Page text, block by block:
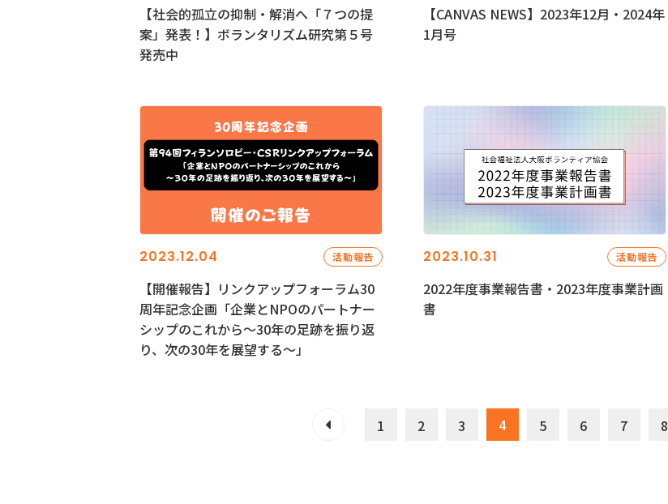
【社会的孤立の抑制・解消へ「７つの提
案」発表！】ボランタリズム研究第５号
発売中
【CANVAS NEWS】2023年12月・2024年
1月号
2023.12.04 活動報告
【開催報告】リンクアップフォーラム30
周年記念企画「企業とNPOのパートナー
シップのこれから～30年の足跡を振り返
り、次の30年を展望する～」
2023.10.31 活動報告
2022年度事業報告書・2023年度事業計画
書
1 2 3 4 5 6 7 8